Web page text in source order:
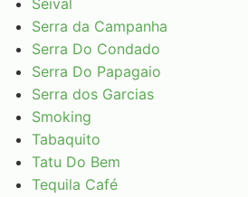
Seival
Serra da Campanha
Serra Do Condado
Serra Do Papagaio
Serra dos Garcias
Smoking
Tabaquito
Tatu Do Bem
Tequila Café